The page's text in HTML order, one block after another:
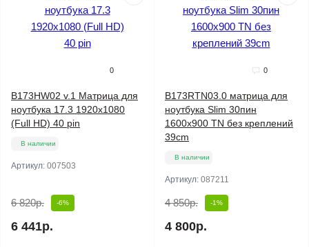
0
B173HW02 v.1 Матрица для
ноутбука 17.3 1920x1080
(Full HD) 40 pin
В наличии
Артикул: 007503
6 820р. -6%
6 441р.
0
B173RTN03.0 матрица для
ноутбука Slim 30пин
1600x900 TN без креплений
39cm
В наличии
Артикул: 087211
4 850р. -1%
4 800р.